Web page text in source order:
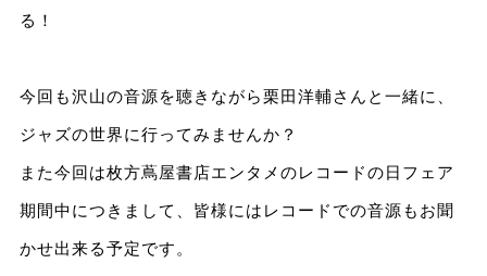
る！
今回も沢山の音源を聴きながら栗田洋輔さんと一緒に、
ジャズの世界に行ってみませんか？
また今回は枚方蔦屋書店エンタメのレコードの日フェア
期間中につきまして、皆様にはレコードでの音源もお聞
かせ出来る予定です。